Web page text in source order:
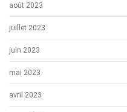
août 2023
juillet 2023
juin 2023
mai 2023
avril 2023